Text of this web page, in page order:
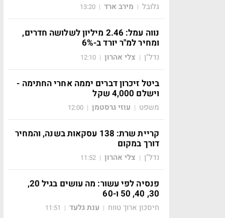
גלובל | מירב ארד |
13:20
נווה עמל: 2.46 מיליון לשלושה חדרים,
ומחיר למ"ר יורד ב-6%
נדל"ן | צלי אהרון |
12:10
ביטל זיכרון דברים יממה אחרי החתימה -
וישלם 4,000 שקל
משפט | עוזי גרסטמן |
12:00
קריית שרת: 138 עסקאות בשנה, והמחיר
דורך במקום
נדל"ן | צלי אהרון |
11:52
פנסיה לפי עשור: מה עושים בגיל 20,
30, 40, 50 ו-60
חיסכון ארוך טווח | ענת גלעד |
11:51